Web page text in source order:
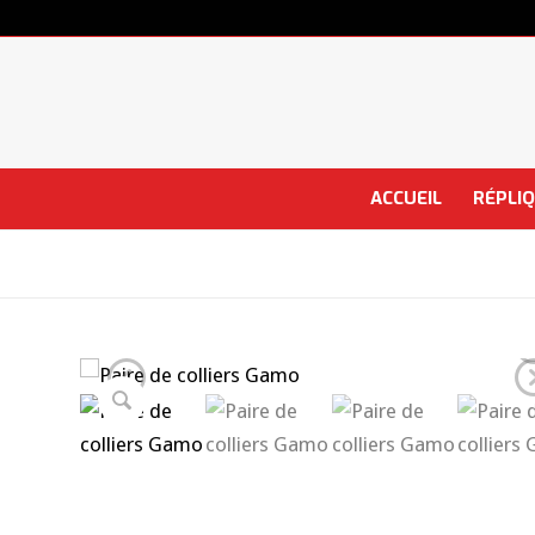
ACCUEIL